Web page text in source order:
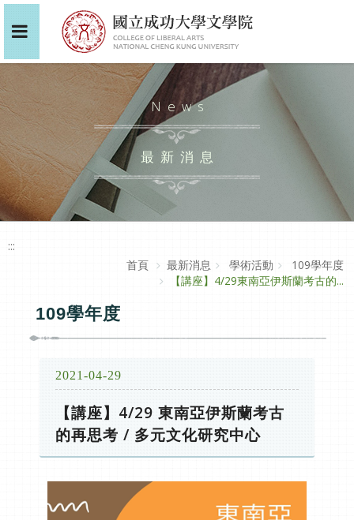
News
最新消息
:::
首頁
最新消息 學術活動
109學年度
【講座】4/29東南亞伊斯蘭考古的...
109學年度
2021-04-29
【講座】4/29 東南亞伊斯蘭考古
的再思考 / 多元文化研究中心